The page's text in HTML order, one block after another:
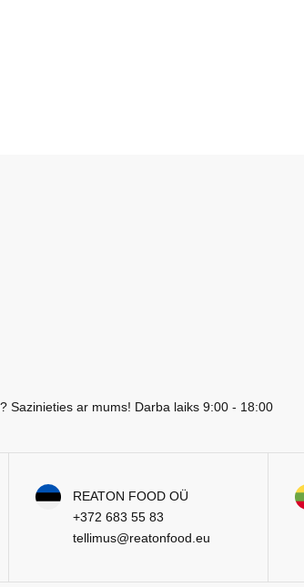
Sazinieties ar mums! Darba laiks 9:00 - 18:00
REATON FOOD OÜ
+372 683 55 83
tellimus@reatonfood.eu